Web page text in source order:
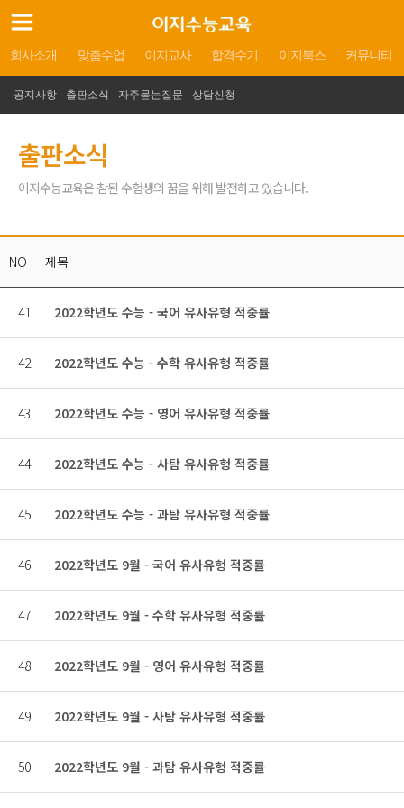
회사소개 맞춤수업 이지교사 합격수기 이지북스 커뮤니티
공지사항 출판소식 자주묻는질문 상담신청
출판소식
이지수능교육은 참된 수험생의 꿈을 위해 발전하고 있습니다.
NO 제목
41 2022학년도 수능 - 국어 유사유형 적중률
42 2022학년도 수능 - 수학 유사유형 적중률
43 2022학년도 수능 - 영어 유사유형 적중률
44 2022학년도 수능 - 사탐 유사유형 적중률
45 2022학년도 수능 - 과탐 유사유형 적중률
46 2022학년도 9월 - 국어 유사유형 적중률
47 2022학년도 9월 - 수학 유사유형 적중률
48 2022학년도 9월 - 영어 유사유형 적중률
49 2022학년도 9월 - 사탐 유사유형 적중률
50 2022학년도 9월 - 과탐 유사유형 적중률